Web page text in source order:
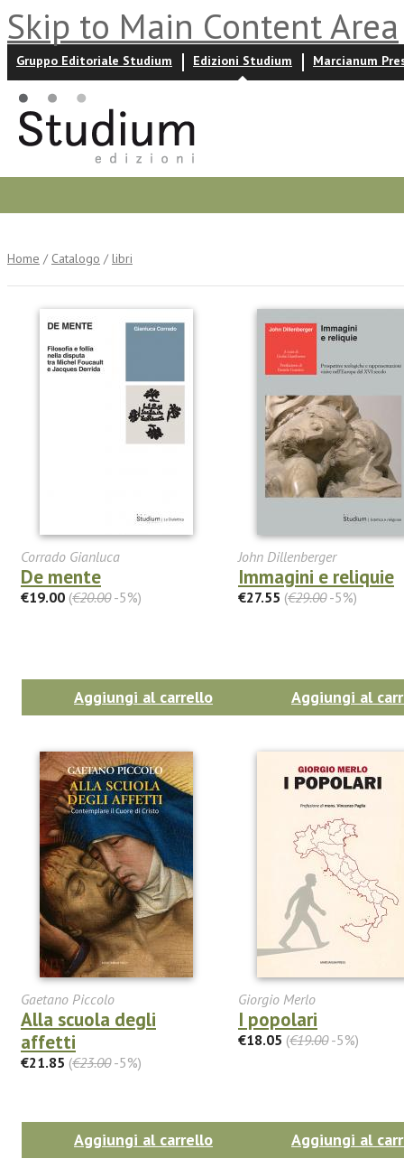
Skip to Main Content Area
Gruppo Editoriale Studium Edizioni Studium Marcianum
Home / Catalogo / libri
Corrado Gianluca
De mente
€19.00 (€20.00-5%)
Aggiungi al carrello
John Dillenberger
Immagini e reliquie
€27.55 (€29.00-5%)
Aggiungi al
Gaetano Piccolo
Alla scuola degli
affetti
€21.85 (€23.00-5%)
Aggiungi al carrello
Giorgio Merlo
I popolari
€18.05 (€19.00-5%)
Aggiungi al